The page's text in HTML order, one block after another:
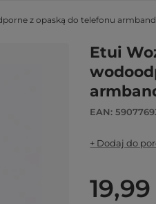
z opaską do telefonu
Etui
EAN:
+ Dodaj do
19,99